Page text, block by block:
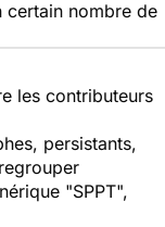
certain nombre de
les contributeurs
persistants,
"SPPT",